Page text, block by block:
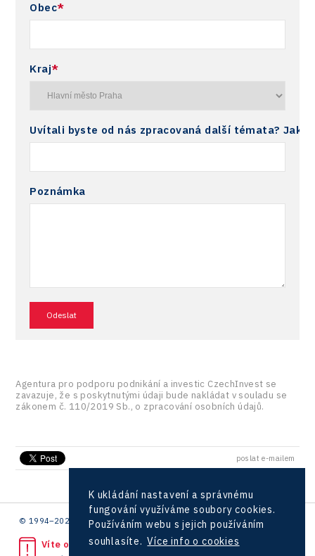
Obec*
Kraj*
Uvítali byste od nás zpracovaná další témata? Jaká?
Poznámka
Agentura pro podporu podnikání a investic CzechInvest se
zavazuje, že s poskytnutými údaji bude nakládat v souladu se
zákonem č. 110/2019 Sb., o zpracování osobních údajů.
poslat e-mailem
© 1994–2026 CzechInvest | .
Víte o protiprávním jednání?
K ukládání nastavení a správnému
fungování využíváme soubory cookies.
Používáním webu s jejich používáním
souhlasíte. Více info o cookies